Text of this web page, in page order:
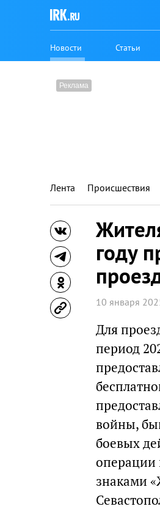
Новости Статьи
Лента Происшествия
году
10 января
Для
период
войны,
боевых
операции
знаками